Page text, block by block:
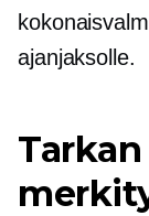
ajanjaksolle.